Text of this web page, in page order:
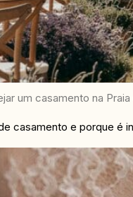
um casamento na
casamento e porque é